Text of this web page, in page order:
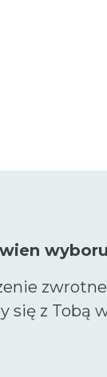
wyboru
się z Tobą